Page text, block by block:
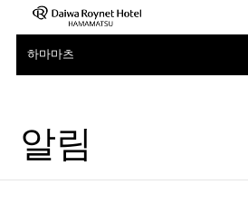
하마마츠
알림